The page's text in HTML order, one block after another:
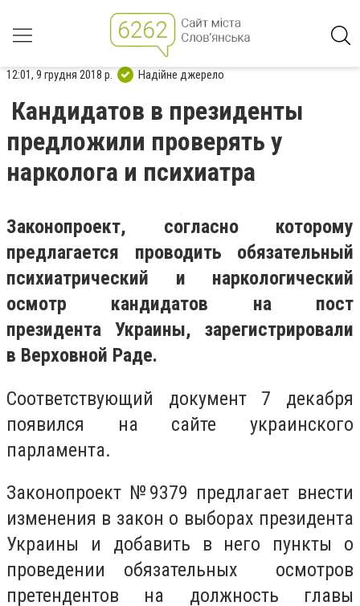
12:01, 9 грудня 2018 р. Надійне джерело
Кандидатов в президенты
предложили проверять у
нарколога и психиатра
Законопроект, согласно которому
предлагается проводить обязательный
психиатрический и наркологический
осмотр кандидатов на пост
президента Украины, зарегистрировали
в Верховной Раде.
Соответствующий документ 7 декабря
появился на сайте украинского
парламента.
Законопроект №9379 предлагает внести
изменения в закон о выборах президента
Украины и добавить в него пункты о
проведении обязательных осмотров
претендентов на должность главы